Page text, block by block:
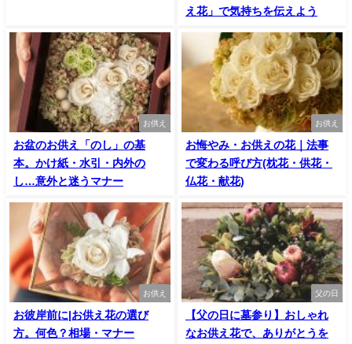
え花」で気持ちを伝えよう
お供え
お盆のお供え「のし」の基
本。かけ紙・水引・内外の
し…意外と迷うマナー
お供え
お悔やみ・お供えの花｜法事
で変わる呼び方(枕花・供花・
仏花・献花)
お供え
お彼岸前に|お供え花の選び
方。何色？相場・マナー
父の日
【父の日に墓参り】おしゃれ
なお供え花で、ありがとうを